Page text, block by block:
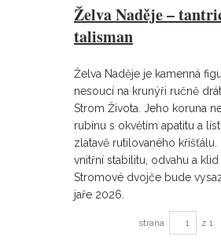
Želva Naděje –
talisman
Želva Naděje je kamenná
nesoucí na krunýři ručně
Strom Života. Jeho koruna
rubínu s okvětím apatitu a
zlatavě rutilovaného
vnitřní stabilitu, odvahu a klid
Stromové dvojče bude
jaře 2026.
strana z 1